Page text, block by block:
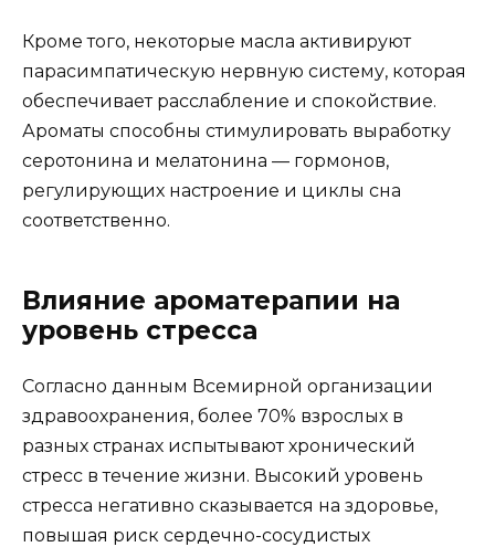
Кроме того, некоторые масла активируют
парасимпатическую нервную систему, которая
обеспечивает расслабление и спокойствие.
Ароматы способны стимулировать выработку
серотонина и мелатонина — гормонов,
регулирующих настроение и циклы сна
соответственно.
Влияние ароматерапии на
уровень стресса
Согласно данным Всемирной организации
здравоохранения, более 70% взрослых в
разных странах испытывают хронический
стресс в течение жизни. Высокий уровень
стресса негативно сказывается на здоровье,
повышая риск сердечно-сосудистых